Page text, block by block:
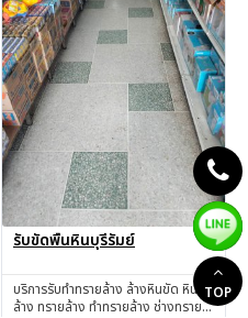
รับขัดพื้นหินบุรีรัมย์
บริการรับทำทรายล้าง ล้างหินขัด หิน
ล้าง ทรายล้าง ทำทรายล้าง ช่างทราย
TOP